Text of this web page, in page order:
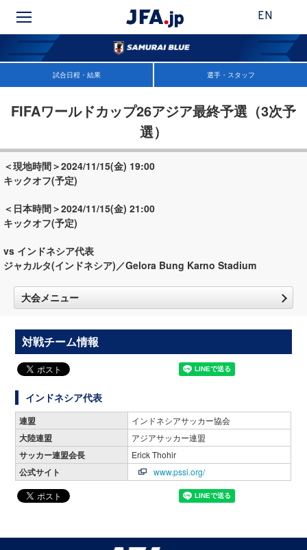
EN
試合日程・結果 選手・スタッフ
FIFAワールドカップ26アジア最終予選（3次予
選）
＜現地時間＞2024/11/15(金) 19:00
キックオフ(予定)
＜日本時間＞2024/11/15(金) 21:00
キックオフ(予定)
vs インドネシア代表
ジャカルタ(インドネシア)／Gelora Bung Karno Stadium
大会メニュー
対戦チーム情報
インドネシア代表
連盟 インドネシアサッカー協会
大陸連盟 アジアサッカー連盟
サッカー連盟会長 Erick Thohir
公式サイト www.pssi.org/